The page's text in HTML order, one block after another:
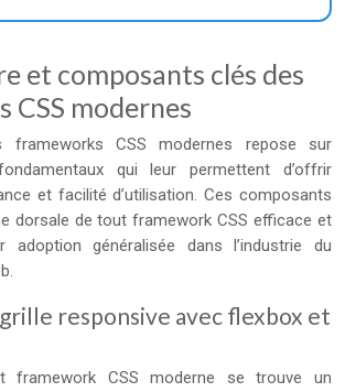
et composants clés des
CSS modernes
frameworks CSS modernes repose sur
qui leur permettent d’offrir
et facilité d’utilisation. Ces composants
dorsale de tout framework CSS efficace et
adoption généralisée dans l’industrie du
responsive avec flexbox et
CSS moderne se trouve un